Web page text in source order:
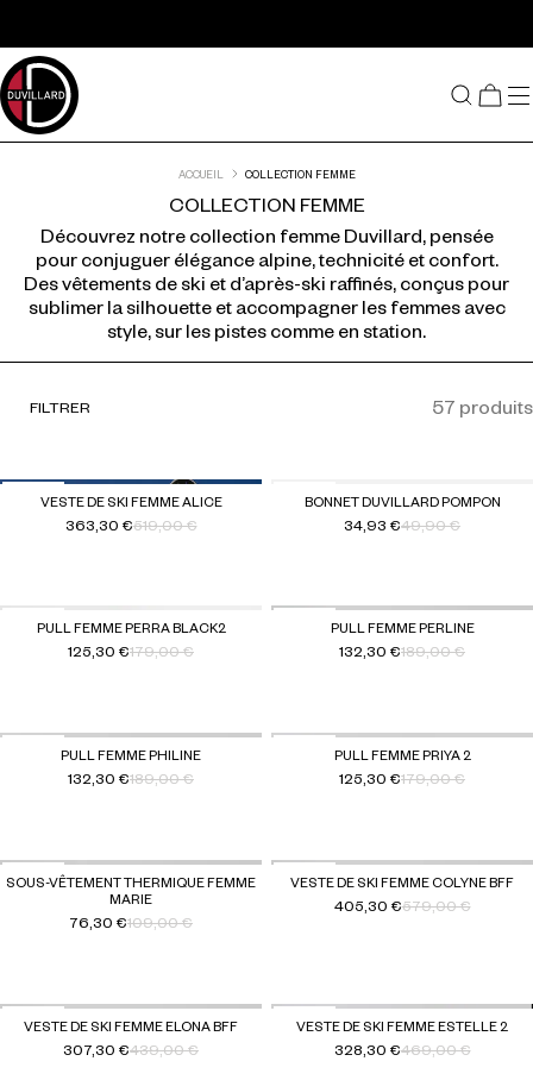
ACCUEIL COLLECTION FEMME
COLLECTION FEMME
Découvrez notre collection femme Duvillard, pensée
pour conjuguer élégance alpine, technicité et confort.
Des vêtements de ski et d’après-ski raffinés, conçus pour
sublimer la silhouette et accompagner les femmes avec
style, sur les pistes comme en station.
FILTRER 57 produits
VESTE DE SKI FEMME ALICE
Prix habituel519,00 €
Prix soldé
363,30 €
-30 % BONNET DUVILLARD POMPON
Prix habituel49,90 €
Prix soldé
34,93 €
-30 %
PULL FEMME PERRA BLACK2
Prix habituel179,00 €
Prix soldé
125,30 €
-30 % PULL FEMME PERLINE
Prix habituel189,00 €
Prix soldé
132,30 €
PULL FEMME PHILINE
Prix habituel189,00 €
Prix soldé
132,30 €
PULL FEMME PRIYA 2
Prix habituel179,00 €
Prix soldé
125,30 €
SOUS-VÊTEMENT THERMIQUE FEMME
MARIE
Prix habituel109,00 €
Prix soldé
76,30 €
-30 % VESTE DE SKI FEMME COLYNE BFF
Prix habituel579,00 €
Prix soldé
405,30 €
-30 %
VESTE DE SKI FEMME ELONA BFF
Prix habituel439,00 €
Prix soldé
307,30 €
-30 % VESTE DE SKI FEMME ESTELLE 2
Prix habituel469,00 €
Prix soldé
328,30 €
-30 %